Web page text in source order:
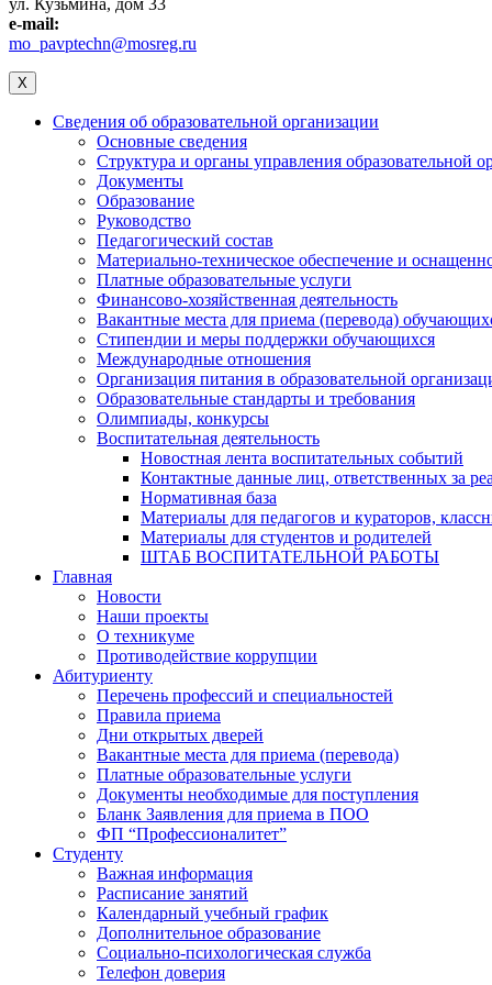
e-mail:
mo_pavptechn@mosreg.ru
X
Сведения об образовательной организации
Основные сведения
Структура и органы управления образовательной
Документы
Образование
Руководство
Педагогический состав
Материально-техническое обеспечение и
Платные образовательные услуги
Финансово-хозяйственная деятельность
Вакантные места для приема (перевода)
Стипендии и меры поддержки обучающихся
Международные отношения
Организация питания в образовательной
Образовательные стандарты и требования
Олимпиады, конкурсы
Воспитательная деятельность
Новостная лента воспитательных событий
Контактные данные лиц, ответственных за
Нормативная база
Материалы для педагогов и кураторов,
Материалы для студентов и родителей
ШТАБ ВОСПИТАТЕЛЬНОЙ РАБОТЫ
Главная
Новости
Наши проекты
О техникуме
Противодействие коррупции
Абитуриенту
Перечень профессий и специальностей
Правила приема
Дни открытых дверей
Вакантные места для приема (перевода)
Платные образовательные услуги
Документы необходимые для поступления
Бланк Заявления для приема в ПОО
ФП “Профессионалитет”
Студенту
Важная информация
Расписание занятий
Календарный учебный график
Дополнительное образование
Социально-психологическая служба
Телефон доверия